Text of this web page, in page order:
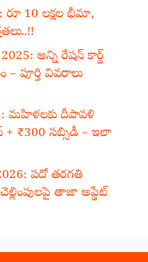
రూ 10 లక్షల భీమా,
అన్ని రేషన్ కార్డ్
– పూర్తి వివరాలు
మహిళలకు దీపావళి
+ ₹300 సబ్సిడీ – ఇలా
పదో తరగతి
చెల్లింపులపై తాజా అప్డేట్